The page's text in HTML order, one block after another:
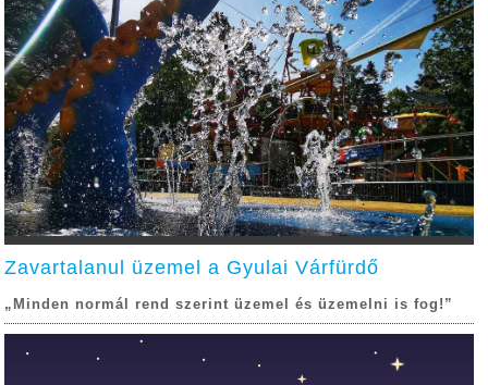
Zavartalanul üzemel a Gyulai Várfürdő
„Minden normál rend szerint üzemel és üzemelni is fog!”